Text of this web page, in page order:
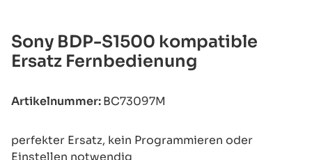
Sony BDP-S1500 kompatible
Ersatz Fernbedienung
Artikelnummer:BC73097M
perfekter Ersatz, kein Programmieren oder
Einstellen notwendig